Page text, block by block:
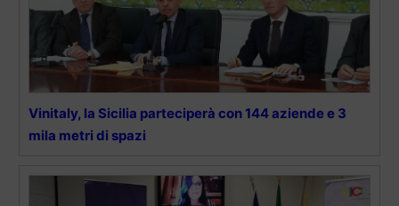
Vinitaly, la Sicilia parteciperà con 144 aziende e 3
mila metri di spazi